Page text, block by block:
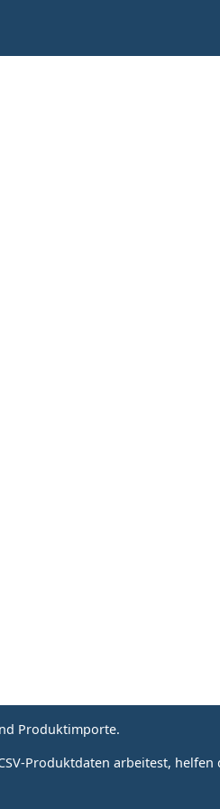
Produktimporte.
Produktdaten arbeitest,